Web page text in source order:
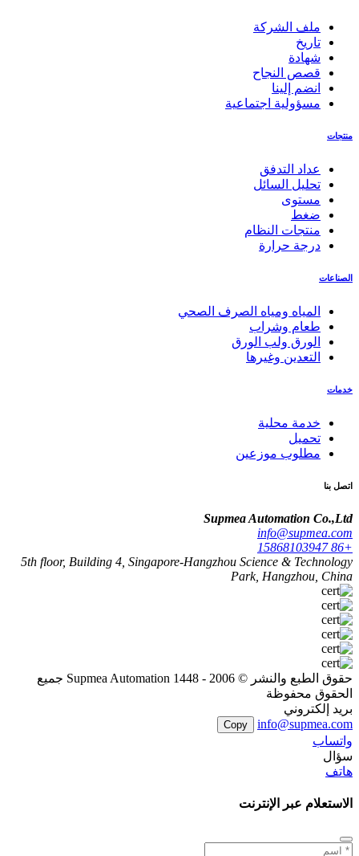
ملف الشركة
تاريخ
شهادة
قصص النجاح
انضم إلينا
مسؤولية اجتماعية
منتجات
عداد التدفق
تحليل السائل
مستوى
ضغط
منتجات النظام
درجة حرارة
الصناعات
المياه ومياه الصرف الصحي
طعام وشراب
الورق ولب الورق
التعدين وغيرها
خدمات
خدمة محلية
تحميل
مطلوب موزعين
اتصل بنا
Supmea Automation Co.,Ltd
info@supmea.com
+86 15868103947
5th floor, Building 4, Singapore-Hangzhou Science & Technology
Park, Hangzhou, China
حقوق الطبع والنشر © 2006 - 1448 Supmea Automation جميع
الحقوق محفوظة
بريد إلكتروني
info@supmea.com
Copy
واتساب
سؤال
هاتف
الاستعلام عبر الإنترنت